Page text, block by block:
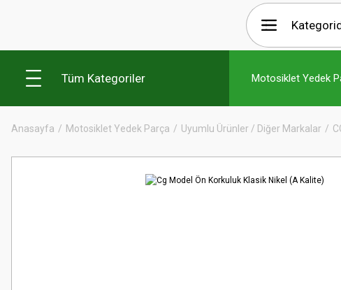
Tüm Kategoriler Motosiklet Yedek
Anasayfa Motosiklet Yedek Parça Uyumlu Ürünler / Diğer Markalar